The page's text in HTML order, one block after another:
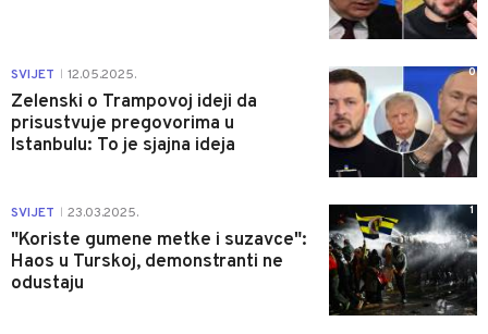
SVIJET 12.05.2025.
Zelenski o Trampovoj ideji da
prisustvuje pregovorima u
Istanbulu: To je sjajna ideja
0
SVIJET 23.03.2025.
"Koriste gumene metke i suzavce":
Haos u Turskoj, demonstranti ne
odustaju
1